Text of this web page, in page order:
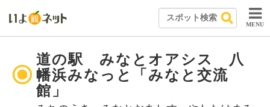
MENU
道の駅 みなとオアシス 八
幡浜みなっと「みなと交流
館」